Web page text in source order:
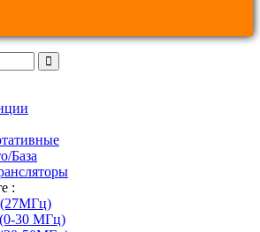
База
:
30 МГц)